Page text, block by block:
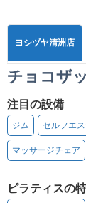
ヨシヅヤ清洲店
チョコザ
注目の設備
ジム セルフエ
マッサージチェア
ピラティスの